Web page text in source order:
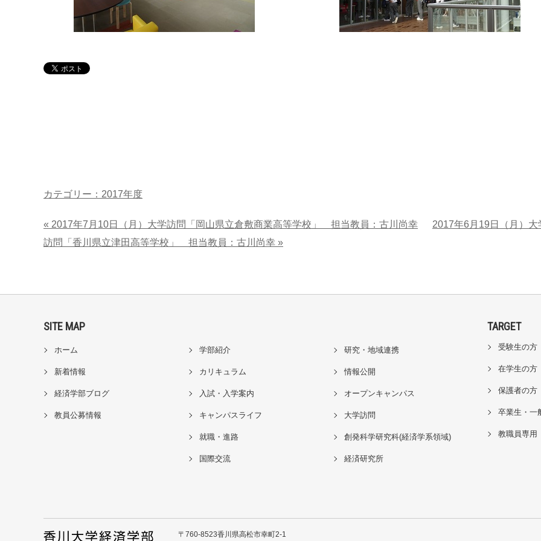
カテゴリー：2017年度
« 2017年7月10日（月）大学訪問「岡山県立倉敷商業高等学校」 担当教員：古川尚幸
2017年6月19日（月）大
訪問「香川県立津田高等学校」 担当教員：古川尚幸 »
SITE MAP
ホーム
新着情報
経済学部ブログ
教員公募情報
学部紹介
カリキュラム
入試・入学案内
キャンパスライフ
就職・進路
国際交流
研究・地域連携
情報公開
オープンキャンパス
大学訪問
創発科学研究科(経済学系領域)
経済研究所
TARGET
受験生の方
在学生の方
保護者の方
卒業生・一
教職員専用
〒760-8523香川県高松市幸町2-1